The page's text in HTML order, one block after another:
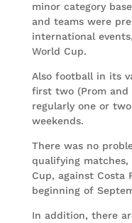
minor category
and teams were
international
World Cup.
Also football in its
first two (Prom and
regularly one or
weekends.
There was no
qualifying
Cup, against Costa
beginning of
In addition, there